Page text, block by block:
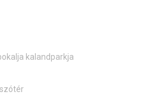
kalandparkja